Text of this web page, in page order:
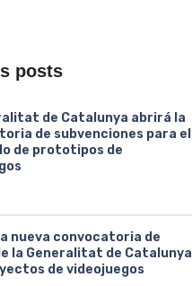
posts
de Catalunya abrirá la
de subvenciones para el
de prototipos de
nueva convocatoria de
la Generalitat de Catalunya
de videojuegos